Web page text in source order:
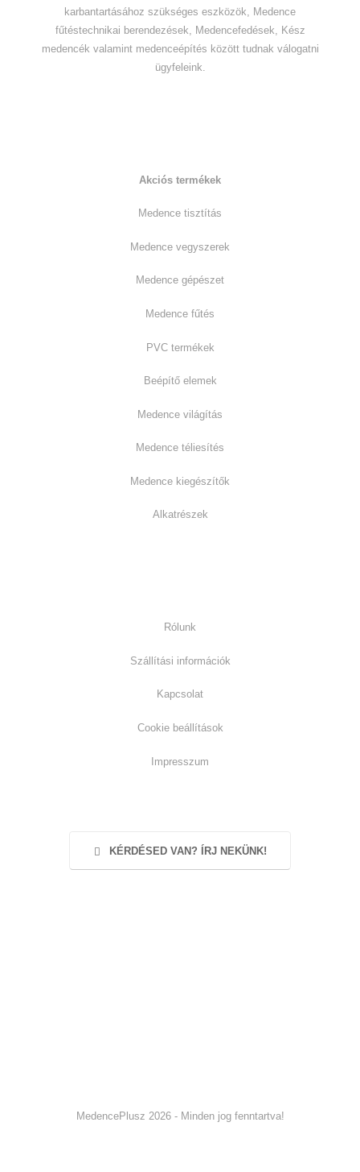
karbantartásához szükséges eszközök, Medence
fűtéstechnikai berendezések, Medencefedések, Kész
medencék valamint medenceépítés között tudnak válogatni
ügyfeleink.
Akciós termékek
Medence tisztítás
Medence vegyszerek
Medence gépészet
Medence fűtés
PVC termékek
Beépítő elemek
Medence világítás
Medence téliesítés
Medence kiegészítők
Alkatrészek
Rólunk
Szállítási információk
Kapcsolat
Cookie beállítások
Impresszum
KÉRDÉSED VAN? ÍRJ NEKÜNK!
MedencePlusz 2026 - Minden jog fenntartva!